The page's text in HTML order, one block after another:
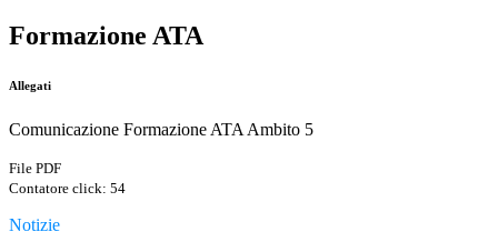
Formazione ATA
Allegati
Comunicazione Formazione ATA Ambito 5
File PDF
Contatore click: 54
Notizie